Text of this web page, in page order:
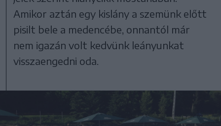
Amikor aztán egy kislány a szemünk előtt
pisilt bele a medencébe, onnantól már
nem igazán volt kedvünk leányunkat
visszaengedni oda.